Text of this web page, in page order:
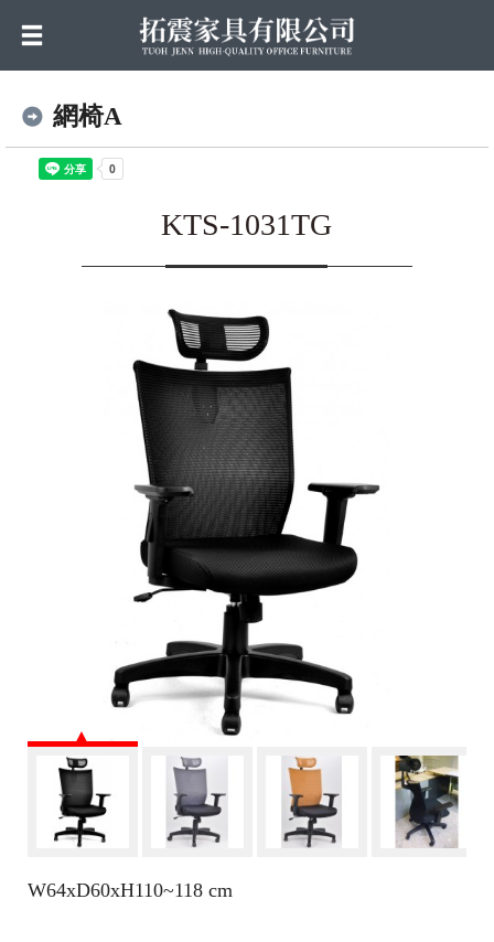
網椅A
KTS-1031TG
W64xD60xH110~118 cm